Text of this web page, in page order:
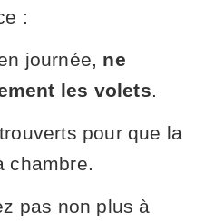
:
journée, ne
les volets.
pour que la
chambre.
pas non plus à